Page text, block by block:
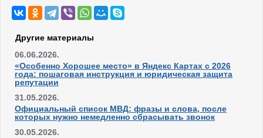
Другие материалы
06.06.2026.
«Особенно Хорошее место» в Яндекс Картах с 2026
года: пошаговая инструкция и юридическая защита
репутации
31.05.2026.
Официальный список МВД: фразы и слова, после
которых нужно немедленно сбрасывать звонок
30.05.2026.